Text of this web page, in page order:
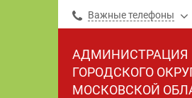
Важные телефоны
АДМИНИСТРАЦИЯ
ГОРОДСКОГО
МОСКОВСКОЙ